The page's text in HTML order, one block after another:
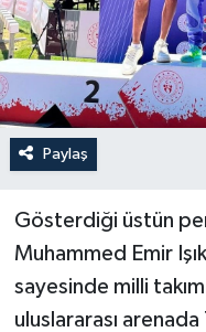
Paylaş
Gösterdiği üstün
Muhammed Emir
sayesinde milli
uluslararası
Sürmanşet
Teknoloji
Yaşam